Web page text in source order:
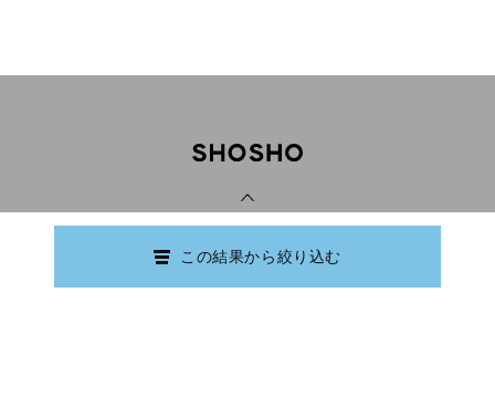
この結果から絞り込む
Copyright © Ishikawa Prefectural Library.